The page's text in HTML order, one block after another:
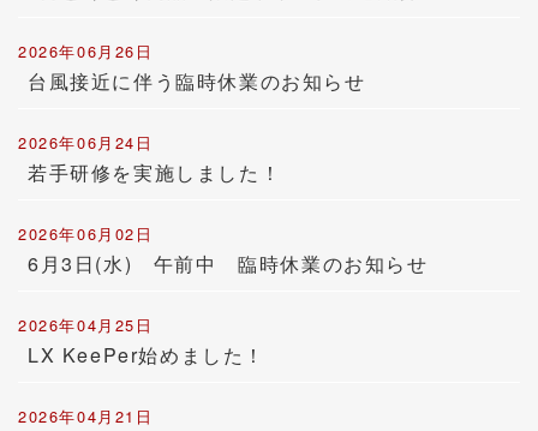
2026年06月26日
台風接近に伴う臨時休業のお知らせ
2026年06月24日
若手研修を実施しました！
2026年06月02日
6月3日(水) 午前中 臨時休業のお知らせ
2026年04月25日
LX KeePer始めました！
2026年04月21日